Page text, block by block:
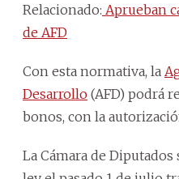
Relacionado: Aprueban
de AFD
Con esta normativa, la
Desarrollo (AFD) podrá
bonos, con la
La Cámara de